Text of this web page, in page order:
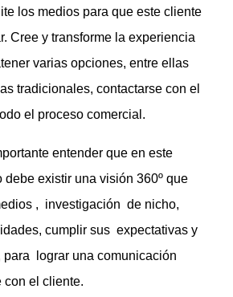
los medios para que este cliente
Cree y transforme la experiencia
varias opciones, entre ellas
tradicionales, contactarse con el
el proceso comercial.
entender que en este
debe existir una visión 360º que
, investigación de nicho,
cumplir sus expectativas y
para lograr una comunicación
con el cliente.